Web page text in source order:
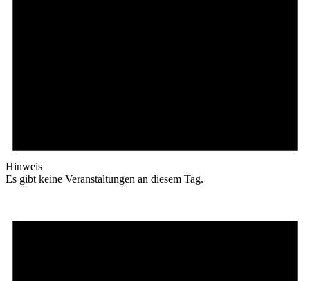
Hinweis
Es gibt keine Veranstaltungen an diesem Tag.